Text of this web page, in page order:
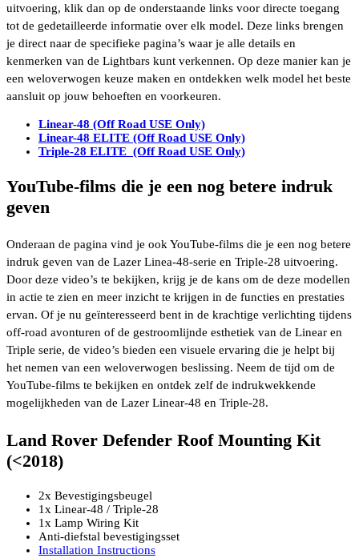
uitvoering, klik dan op de onderstaande links voor directe toegang
tot de gedetailleerde informatie over elk model. Deze links brengen
je direct naar de specifieke pagina’s waar je alle details en
kenmerken van de Lightbars kunt verkennen. Op deze manier kan je
een weloverwogen keuze maken en ontdekken welk model het beste
aansluit op jouw behoeften en voorkeuren.
Linear-48 (Off Road USE Only)
Linear-48 ELITE (Off Road USE Only)
Triple-28 ELITE (Off Road USE Only)
YouTube-films die je een nog betere indruk
geven
Onderaan de pagina vind je ook YouTube-films die je een nog betere
indruk geven van de Lazer Linea-48-serie en Triple-28 uitvoering.
Door deze video’s te bekijken, krijg je de kans om de deze modellen
in actie te zien en meer inzicht te krijgen in de functies en prestaties
ervan. Of je nu geïnteresseerd bent in de krachtige verlichting tijdens
off-road avonturen of de gestroomlijnde esthetiek van de Linear en
Triple serie, de video’s bieden een visuele ervaring die je helpt bij
het nemen van een weloverwogen beslissing. Neem de tijd om de
YouTube-films te bekijken en ontdek zelf de indrukwekkende
mogelijkheden van de Lazer Linear-48 en Triple-28.
Land Rover Defender Roof Mounting Kit
(<2018)
2x Bevestigingsbeugel
1x Linear-48 / Triple-28
1x Lamp Wiring Kit
Anti-diefstal bevestigingsset
Installation Instructions